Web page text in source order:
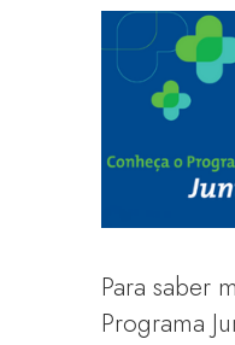
Para saber
Programa